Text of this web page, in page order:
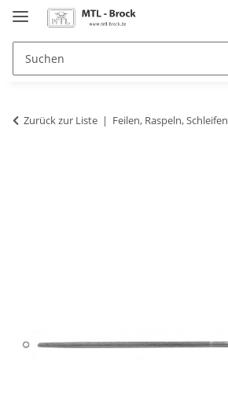
Zurück zur Liste Feilen, Raspeln, Schleifen